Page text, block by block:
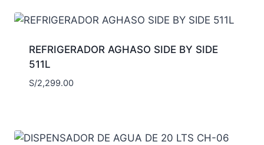
REFRIGERADOR AGHASO SIDE BY SIDE
511L
S/2,299.00